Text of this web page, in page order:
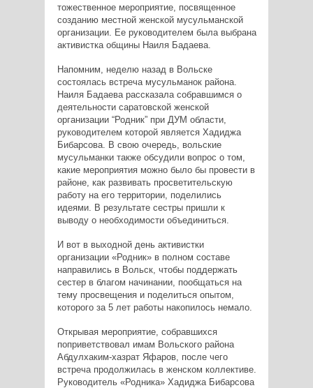
тожественное мероприятие, посвященное
созданию местной женской мусульманской
организации. Ее руководителем была выбрана
активистка общины Наиля Бадаева.
Напомним, неделю назад в Вольске
состоялась встреча мусульманок района.
Наиля Бадаева рассказала собравшимся о
деятельности саратовской женской
организации “Родник” при ДУМ области,
руководителем которой является Хадиджа
Бибарсова. В свою очередь, вольские
мусульманки также обсудили вопрос о том,
какие мероприятия можно было бы провести в
районе, как развивать просветительскую
работу на его территории, поделились
идеями. В результате сестры пришли к
выводу о необходимости объединиться.
И вот в выходной день активистки
организации «Родник» в полном составе
направились в Вольск, чтобы поддержать
сестер в благом начинании, пообщаться на
тему просвещения и поделиться опытом,
которого за 5 лет работы накопилось немало.
Открывая мероприятие, собравшихся
поприветствовал имам Вольского района
Абдулхаким-хазрат Яфаров, после чего
встреча продолжилась в женском коллективе.
Руководитель «Родника» Хадиджа Бибарсова